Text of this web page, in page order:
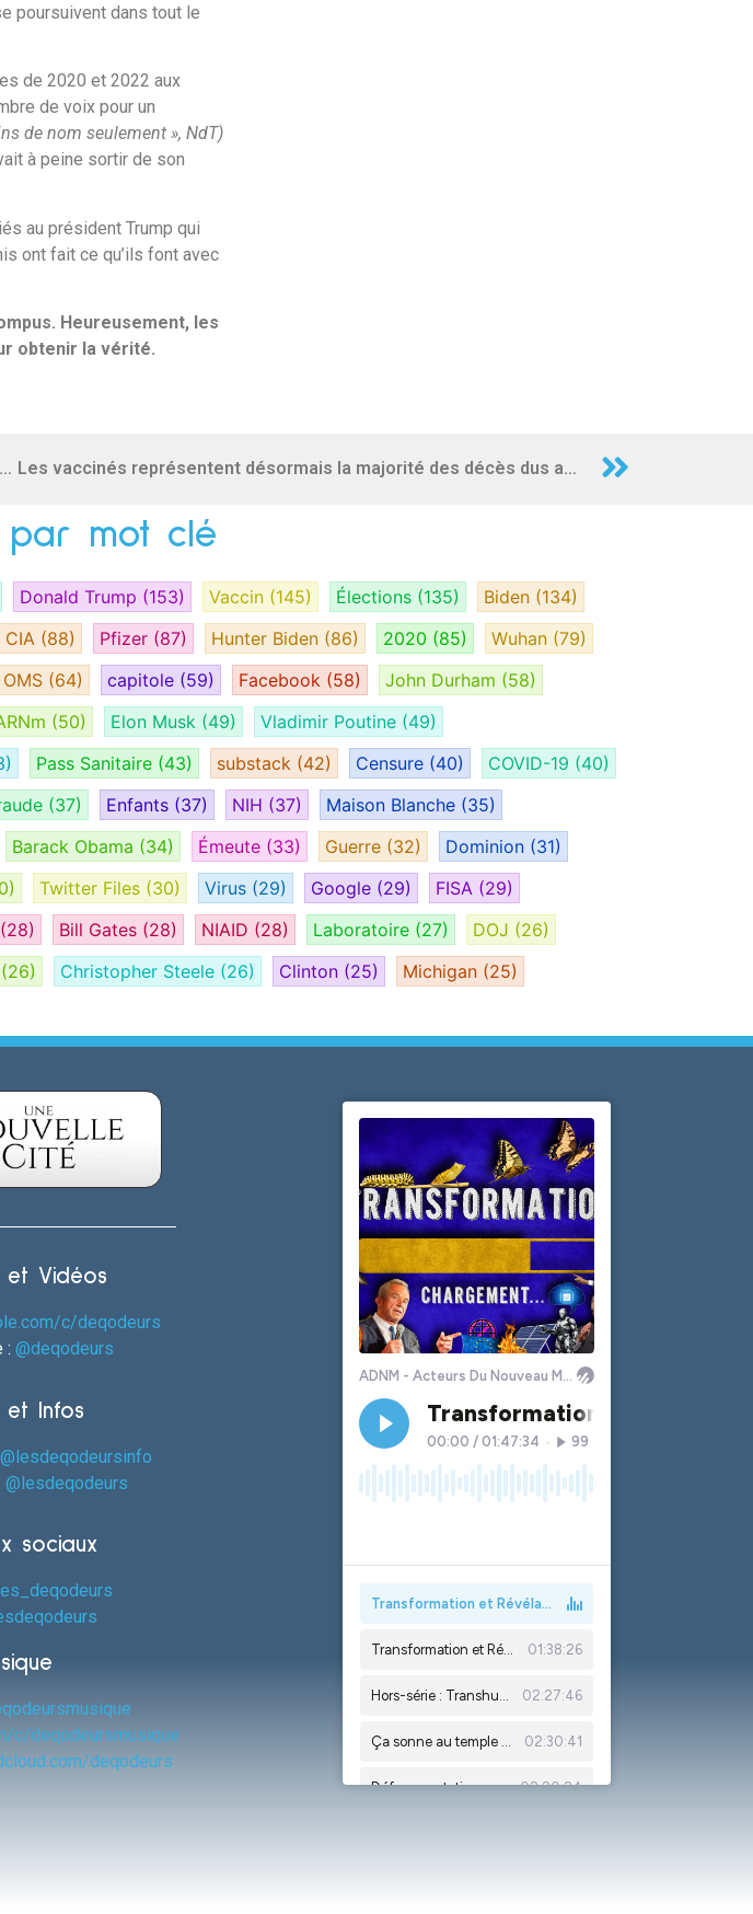
poursuivent dans tout le
de 2020 et 2022 aux
de voix pour un
de nom seulement », NdT)
à peine sortir de son
au président Trump qui
ont fait ce qu’ils font avec
Heureusement, les
obtenir la vérité.
Elon Musk aborde la question du contenu relatif à l’exploitation sexuelle des enfants sur Twitter après des années d’inactivité sous l’ancienne direction de la plateforme Les vaccinés représentent désormais la majorité des décès dus au COVID
par mot clé
Donald Trump (153) Vaccin (145) Élections (135) Biden (134)
CIA (88) Pfizer (87) Hunter Biden (86) 2020 (85) Wuhan (79)
OMS (64) capitole (59) Facebook (58) John Durham (58)
(50) Elon Musk (49) Vladimir Poutine (49)
Pass Sanitaire (43) substack (42) Censure (40) COVID-19 (40)
(37) Enfants (37) NIH (37) Maison Blanche (35)
Barack Obama (34) Émeute (33) Guerre (32) Dominion (31)
Twitter Files (30) Virus (29) Google (29) FISA (29)
(28) Bill Gates (28) NIAID (28) Laboratoire (27) DOJ (26)
(26) Christopher Steele (26) Clinton (25) Michigan (25)
et Vidéos
c/deqodeurs
: @deqodeurs
et Infos
@lesdeqodeursinfo
@lesdeqodeurs
sociaux
c/deqodeursmusique
deqodeurs